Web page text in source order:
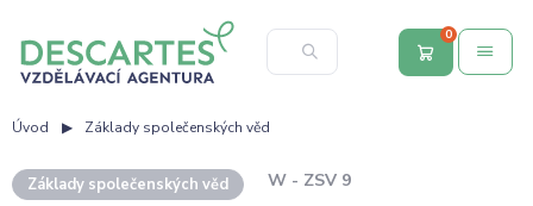
0
Úvod Základy společenských věd
Základy společenských věd W - ZSV 9